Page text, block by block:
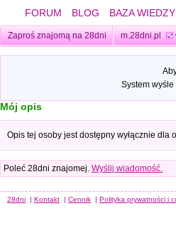
FORUM BLOG BAZA WIEDZY
Zaproś znajomą na 28dni m.28dni.pl
System
Mój opis
Opis tej osoby jest dostępny wyłącznie dla
Poleć 28dni znajomej. Wyślij wiadomość.
28dni | Kontakt | Cennik | Polityka prywatności i